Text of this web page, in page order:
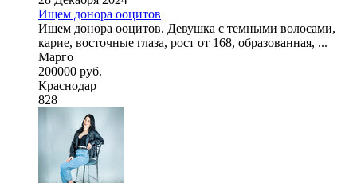
Ищем донора ооцитов
Ищем донора ооцитов. Девушка с темными волосами,
карие, восточные глаза, рост от 168, образованная, ...
Марго
200000 руб.
Краснодар
828